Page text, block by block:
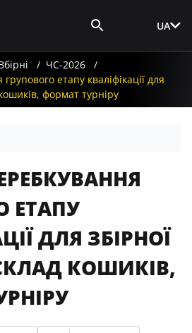
UA
ЧС-2026
етапу кваліфікації для
формат турніру
ЕТАПУ
ДЛЯ ЗБІРНОЇ
КОШИКІВ,